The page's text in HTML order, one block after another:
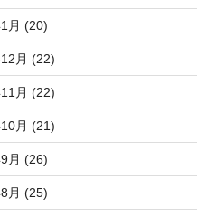
月 (20)
月 (22)
月 (22)
月 (21)
月 (26)
月 (25)